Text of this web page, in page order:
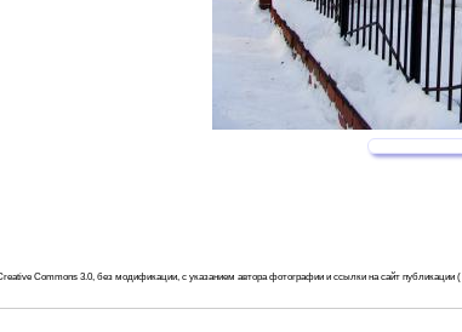
Commons 3.0, без модификации, с указанием автора фотографии и ссылки на сайт публикации (